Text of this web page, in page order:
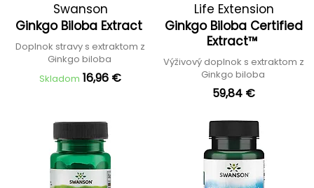
Swanson
Ginkgo Biloba Extract
Doplnok stravy s extraktom z
Ginkgo biloba
Skladom 16,96 €
Life Extension
Ginkgo Biloba Certified
Extract™
Výživový doplnok s extraktom z
Ginkgo biloba
59,84 €